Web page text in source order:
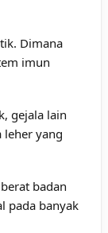
Dimana
imun
gejala lain
leher yang
badan
pada banyak